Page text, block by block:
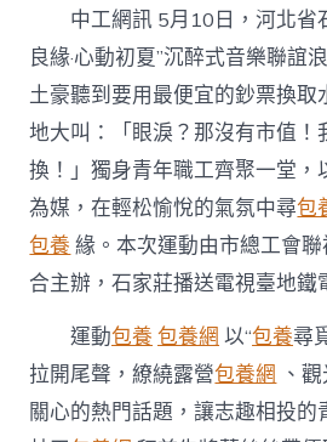
中工網訊 5月10日，河北省
良緣·心動初夏”沉醉式音樂聯誼
土豪聽到要用最便宜的鈔票換取
地大叫：「眼淚？那沒有市值！
換！」獨身青年職工齊聚一堂，
為媒，在輕松愉悅的氣氛中尋包
包養 緣。本次運動由市總工會
合主辦，石家莊播送電視臺地鐵
運動包養 包養網 以“包養尋
拉開尾聲，繚繞露營包養網 、
關心的熱門話題，讓志趣相投的